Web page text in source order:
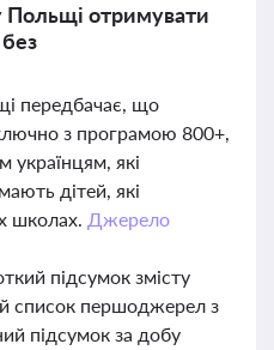
Польщі отримувати
передбачає, що
з програмою 800+,
українцям, які
дітей, які
школах. Джерело
підсумок змісту
список першоджерел з
підсумок за добу